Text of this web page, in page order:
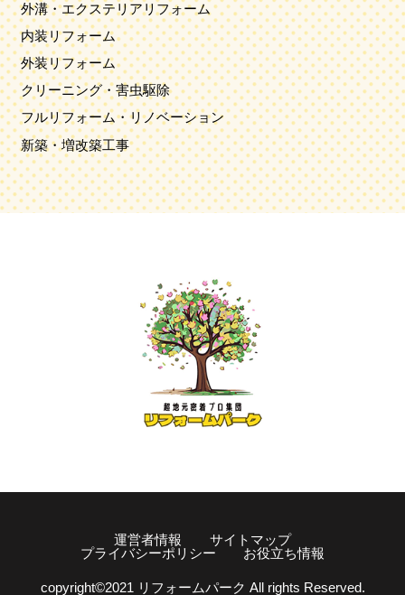
外溝・エクステリアリフォーム
内装リフォーム
外装リフォーム
クリーニング・害虫駆除
フルリフォーム・リノベーション
新築・増改築工事
運営者情報
サイトマップ
プライバシーポリシー
お役立ち情報
copyright©️2021 リフォームパーク All rights Reserved.